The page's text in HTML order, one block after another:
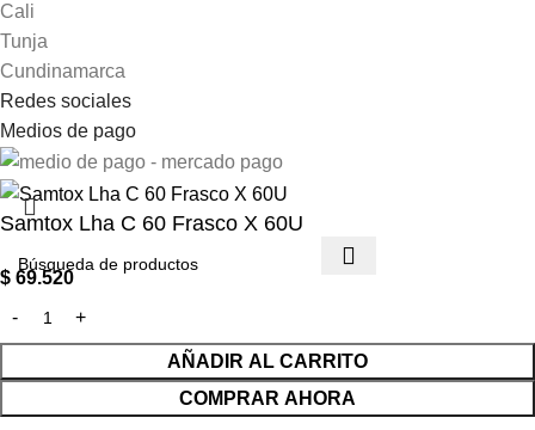
Cali
Tunja
Cundinamarca
Redes sociales
Medios de pago
Samtox Lha C 60 Frasco X 60U
$ 69.520
AÑADIR AL CARRITO
COMPRAR AHORA